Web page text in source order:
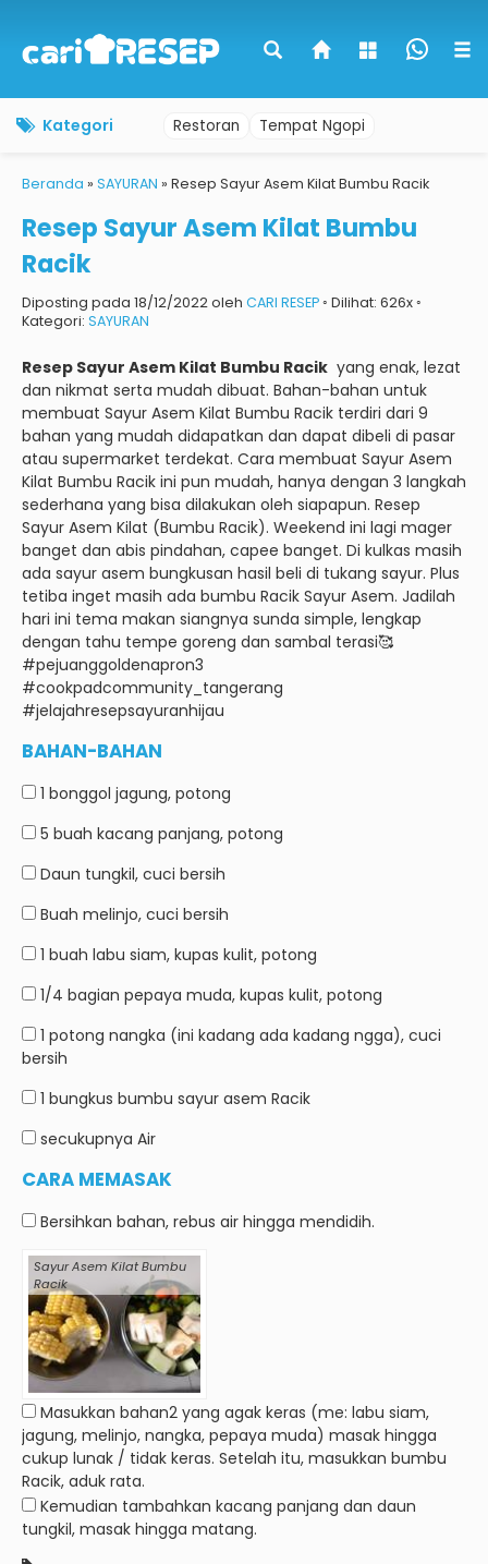
Kategori Restoran Tempat Ngopi
Beranda » SAYURAN » Resep Sayur Asem Kilat Bumbu Racik
Resep Sayur Asem Kilat Bumbu
Racik
Diposting pada 18/12/2022 oleh CARI RESEP◦ Dilihat: 626x ◦
Kategori: SAYURAN
Resep Sayur Asem Kilat Bumbu Racik yang enak, lezat
dan nikmat serta mudah dibuat. Bahan-bahan untuk
membuat Sayur Asem Kilat Bumbu Racik terdiri dari 9
bahan yang mudah didapatkan dan dapat dibeli di pasar
atau supermarket terdekat. Cara membuat Sayur Asem
Kilat Bumbu Racik ini pun mudah, hanya dengan 3 langkah
sederhana yang bisa dilakukan oleh siapapun. Resep
Sayur Asem Kilat (Bumbu Racik). Weekend ini lagi mager
banget dan abis pindahan, capee banget. Di kulkas masih
ada sayur asem bungkusan hasil beli di tukang sayur. Plus
tetiba inget masih ada bumbu Racik Sayur Asem. Jadilah
hari ini tema makan siangnya sunda simple, lengkap
dengan tahu tempe goreng dan sambal terasi🥰
#pejuanggoldenapron3
#cookpadcommunity_tangerang
#jelajahresepsayuranhijau
BAHAN-BAHAN
1 bonggol jagung, potong
5 buah kacang panjang, potong
Daun tungkil, cuci bersih
Buah melinjo, cuci bersih
1 buah labu siam, kupas kulit, potong
1/4 bagian pepaya muda, kupas kulit, potong
1 potong nangka (ini kadang ada kadang ngga), cuci
bersih
1 bungkus bumbu sayur asem Racik
secukupnya Air
CARA MEMASAK
Bersihkan bahan, rebus air hingga mendidih.
Sayur Asem Kilat Bumbu
Racik
Masukkan bahan2 yang agak keras (me: labu siam,
jagung, melinjo, nangka, pepaya muda) masak hingga
cukup lunak / tidak keras. Setelah itu, masukkan bumbu
Racik, aduk rata.
Kemudian tambahkan kacang panjang dan daun
tungkil, masak hingga matang.